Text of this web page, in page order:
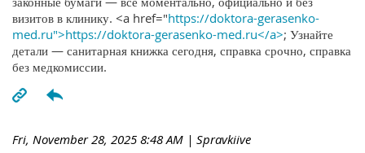
визитов в клинику. <a href="https://doktora-gerasenko-
med.ru">https://doktora-gerasenko-med.ru</a>; Узнайте
детали — санитарная книжка сегодня, справка срочно, справка
без медкомиссии.
Fri, November 28, 2025 8:48 AM | Spravkiive